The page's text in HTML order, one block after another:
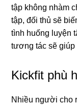
tập không nhàm
tập, đối thủ sẽ
tình huống luyện
tương tác sẽ giúp
Kickfit phù
Nhiều người cho